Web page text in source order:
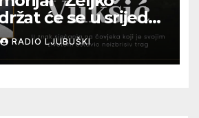
će se u srijedu
u Otoku
RADIO LJUBUŠKI